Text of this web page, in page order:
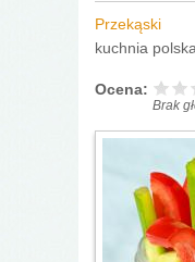
Przekąski
kuchnia
Ocena:
Brak